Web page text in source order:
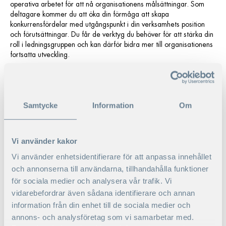
Samtycke Information Om
Vi använder kakor
Vi använder enhetsidentifierare för att anpassa innehållet
och annonserna till användarna, tillhandahålla funktioner
för sociala medier och analysera vår trafik. Vi
vidarebefordrar även sådana identifierare och annan
information från din enhet till de sociala medier och
annons- och analysföretag som vi samarbetar med.
operativa arbetet för att nå organisationens målsättningar. Som
deltagare kommer du att öka din förmåga att skapa
konkurrensfördelar med utgångspunkt i din verksamhets position
och förutsättningar. Du får de verktyg du behöver för att stärka din
roll i ledningsgruppen och kan därför bidra mer till organisationens
fortsatta utveckling.
Välkommen att kontakta oss eller ladda ner programbroschyren i
Didrik Reuterswärd